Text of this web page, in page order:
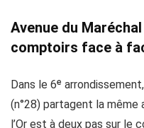
Avenue du
comptoirs face à
Dans le 6ᵉ
(n°28) partagent la même
l’Or est à deux pas sur le